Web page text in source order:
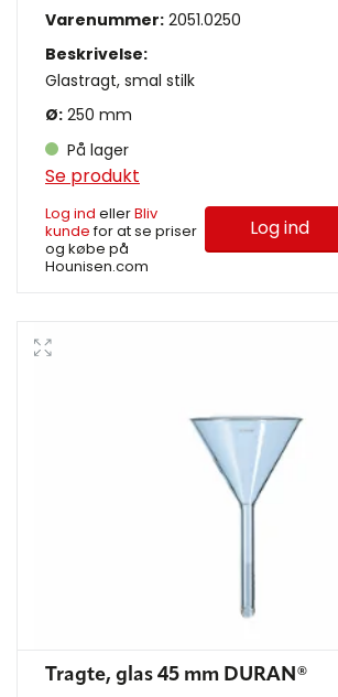
Varenummer: 2051.0250
Beskrivelse:
Glastragt, smal stilk
Ø: 250 mm
På lager
Se produkt
Log ind ellerBliv
kundefor at se priser
og købe på
Hounisen.com
Log ind
Tragte, glas 45 mm DURAN®